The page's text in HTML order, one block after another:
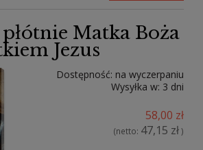
Matka Boża
Jezus
Dostępność: na wyczerpaniu
Wysyłka w: 3 dni
58,00 zł
(netto: 47,15 zł)